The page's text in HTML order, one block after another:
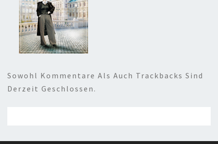
Sowohl Kommentare Als Auch Trackbacks Sind
Derzeit Geschlossen.